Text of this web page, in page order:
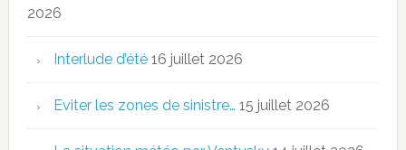
2026
Interlude d’été 16 juillet 2026
Eviter les zones de sinistre… 15 juillet 2026